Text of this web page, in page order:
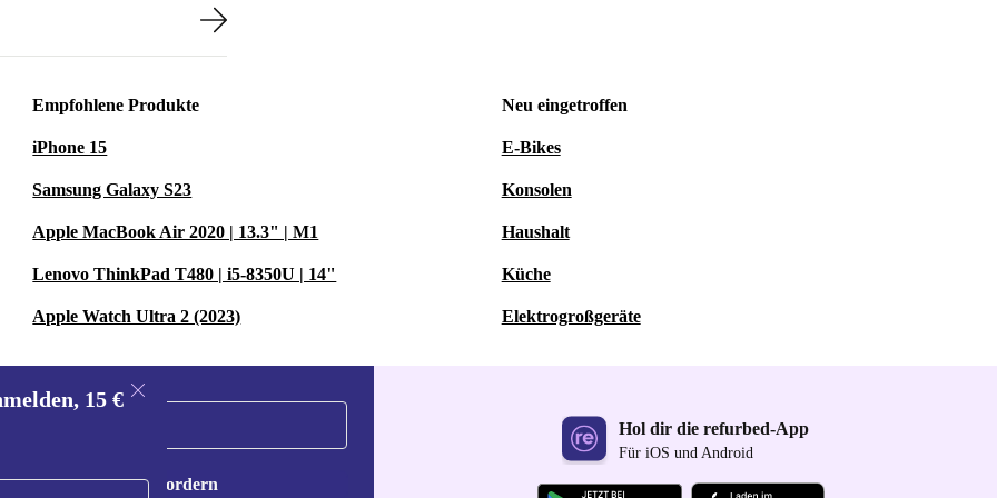
HP
ob dein
Empfohlene Produkte
iPhone 15
Samsung Galaxy S23
Apple MacBook Air 2020 | 13.3" | M1
Lenovo ThinkPad T480 | i5-8350U | 14"
Apple Watch Ultra 2 (2023)
Neu eingetroffen
E-Bikes
Konsolen
Haushalt
Küche
Elektrogroßgeräte
15 €
Gutschein anfordern
Hol dir die refurbed-App
Für iOS und Android